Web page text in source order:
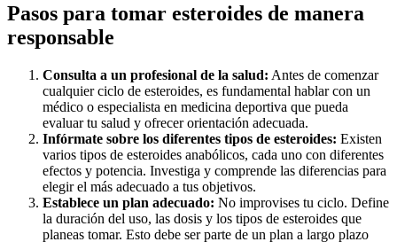
Pasos para tomar esteroides de manera
responsable
Consulta a un profesional de la salud: Antes de comenzar
cualquier ciclo de esteroides, es fundamental hablar con un
médico o especialista en medicina deportiva que pueda
evaluar tu salud y ofrecer orientación adecuada.
Infórmate sobre los diferentes tipos de esteroides: Existen
varios tipos de esteroides anabólicos, cada uno con diferentes
efectos y potencia. Investiga y comprende las diferencias para
elegir el más adecuado a tus objetivos.
Establece un plan adecuado: No improvises tu ciclo. Define
la duración del uso, las dosis y los tipos de esteroides que
planeas tomar. Esto debe ser parte de un plan a largo plazo